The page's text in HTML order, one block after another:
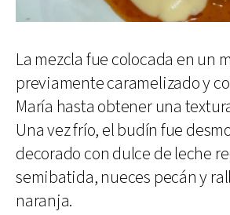
La mezcla fue colocada en un
previamente caramelizado y
María hasta obtener una
Una vez frío, el budín fue
decorado con dulce de leche
semibatida, nueces pecán y
naranja.